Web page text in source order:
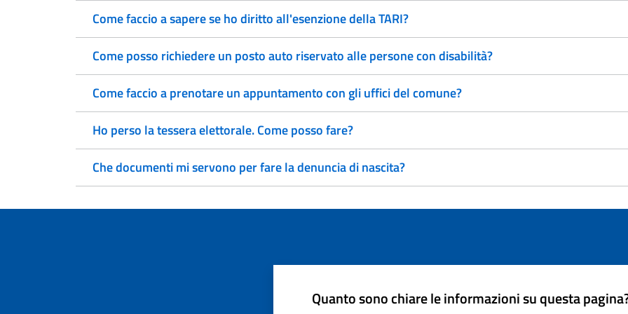
Come faccio a sapere se ho diritto all'esenzione della TARI?
Come posso richiedere un posto auto riservato alle persone con disabilità?
Come faccio a prenotare un appuntamento con gli uffici del comune?
Ho perso la tessera elettorale. Come posso fare?
Che documenti mi servono per fare la denuncia di nascita?
Quanto sono chiare le informazioni su questa